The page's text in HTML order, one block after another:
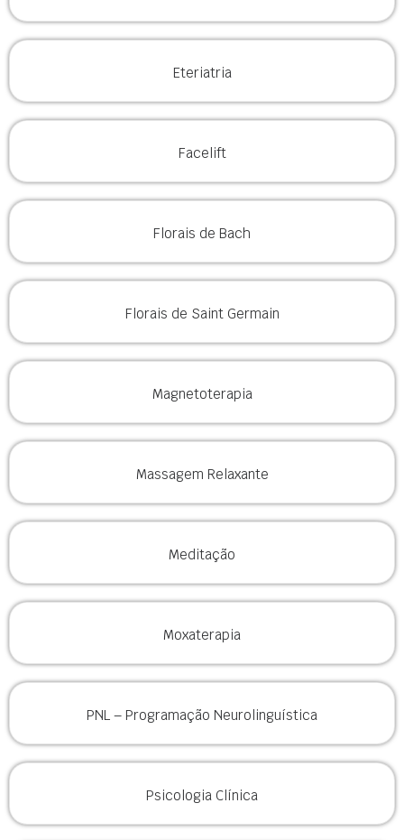
Eteriatria
Facelift
Florais de Bach
Florais de Saint Germain
Magnetoterapia
Massagem Relaxante
Meditação
Moxaterapia
PNL – Programação Neurolinguística
Psicologia Clínica